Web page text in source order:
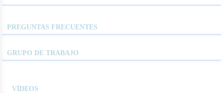
PREGUNTAS FRECUENTES
GRUPO DE TRABAJO
VÍDEOS